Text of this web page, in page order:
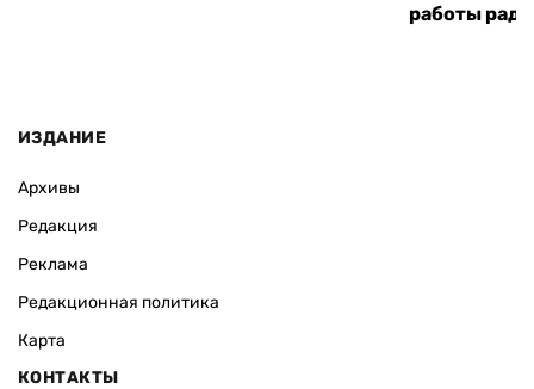
работы
ИЗДАНИЕ
Архивы
Редакция
Реклама
Редакционная политика
Карта
КОНТАКТЫ